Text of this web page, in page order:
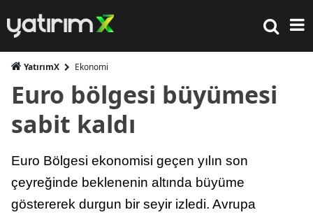
YatırımX Ekonomi
Euro bölgesi büyümesi
sabit kaldı
Euro Bölgesi ekonomisi geçen yılın son
çeyreğinde beklenenin altında büyüme
göstererek durgun bir seyir izledi. Avrupa